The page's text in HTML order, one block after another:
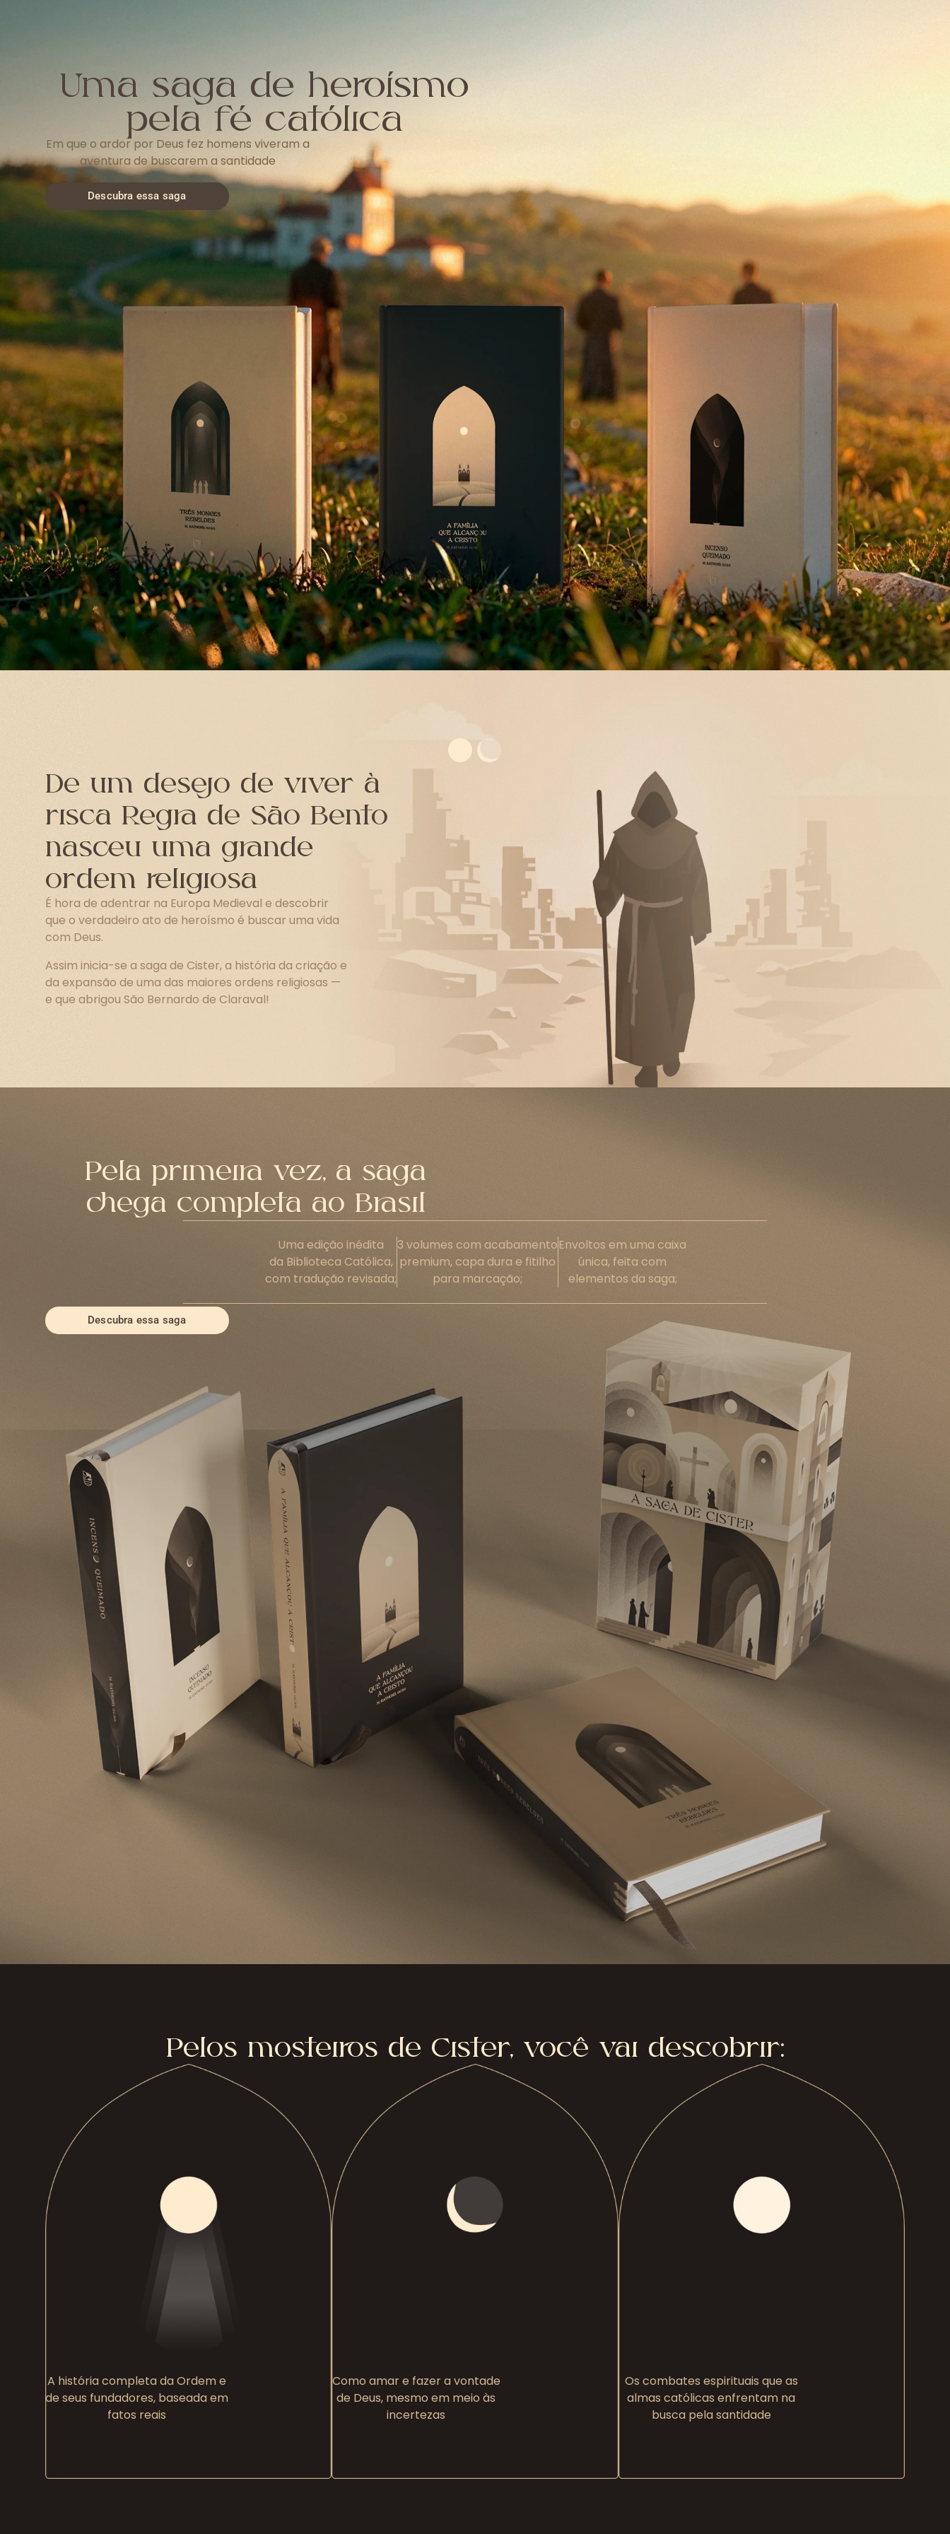
Uma saga de heroísmo
pela fé católica
Em que o ardor por Deus fez homens viveram a
aventura de buscarem a santidade
Descubra essa saga
De um desejo de viver à
risca Regra de São Bento
nasceu uma grande
ordem religiosa
É hora de adentrar na Europa Medieval e descobrir
que o verdadeiro ato de heroísmo é buscar uma vida
com Deus.
Assim inicia-se a saga de Cister, a história da criação e
da expansão de uma das maiores ordens religiosas —
e que abrigou São Bernardo de Claraval!
Pela primeira vez, a saga
chega completa ao Brasil
Uma edição inédita
da Biblioteca Católica,
com tradução revisada;
3 volumes com acabamento
premium, capa dura e fitilho
para marcação;
Envoltos em uma caixa
única, feita com
elementos da saga;
Descubra essa saga
Pelos mosteiros de Cister, você vai descobrir:
A história completa da Ordem e
de seus fundadores, baseada em
fatos reais
Como amar e fazer a vontade
de Deus, mesmo em meio às
incertezas
Os combates espirituais que as
almas católicas enfrentam na
busca pela santidade